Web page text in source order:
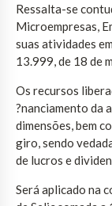
Ressalta-se
Microempresas,
suas atividades
13.999, de 18 de
Os recursos
?nanciamento da
dimensões, bem
giro, sendo
de lucros e
Será aplicado na